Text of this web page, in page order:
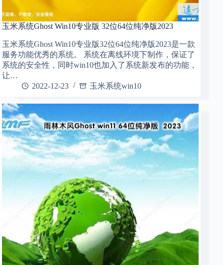
玉米系统Ghost Win10专业版 32位64位纯净版2023
玉米系统Ghost Win10专业版32位64位纯净版2023是一款
服务功能优秀的系统。 系统在离线环境下制作，保证了
系统的安全性，同时win10也加入了系统新发布的功能，
让…
2022-12-23
玉米系统win10